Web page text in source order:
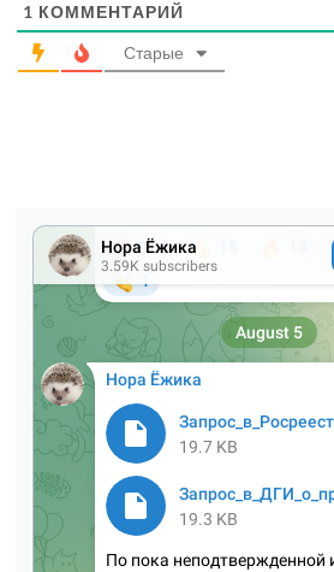
1 КОММЕНТАРИЙ
Старые